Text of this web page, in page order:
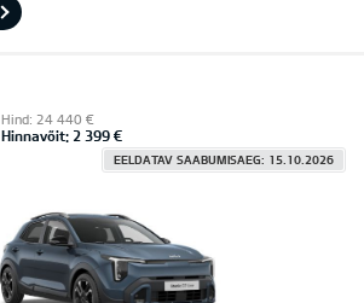
Hind: 24 440 €
Hinnavõit: 2 399 €
EELDATAV SAABUMISAEG: 15.10.2026